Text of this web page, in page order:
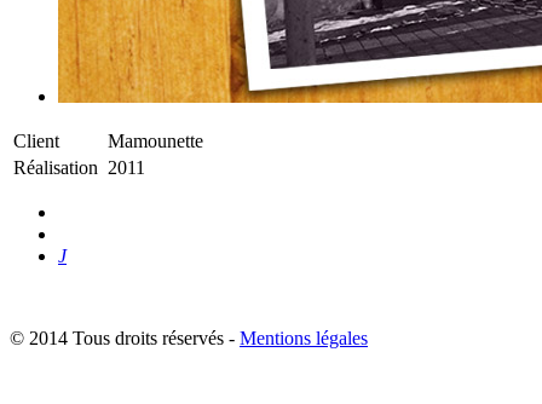
Client
Mamounette
Réalisation 2011
J
© 2014 Tous droits réservés - Mentions légales